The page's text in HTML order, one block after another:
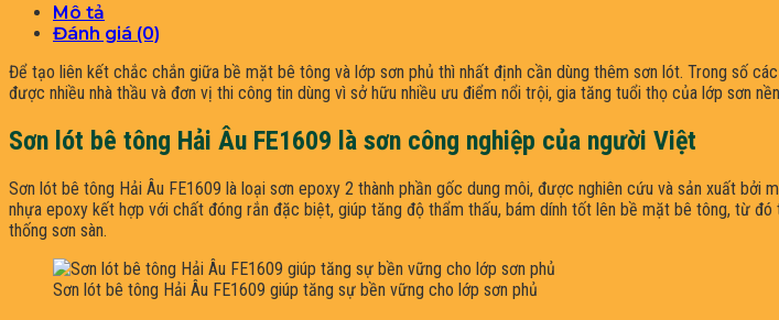
Mô tả
Đánh giá (0)
Để tạo liên kết chắc chắn giữa bề mặt bê tông và lớp sơn phủ thì nhất định cần dùng thêm sơn lót. Trong số
được nhiều nhà thầu và đơn vị thi công tin dùng vì sở hữu nhiều ưu điểm nổi trội, gia tăng tuổi thọ của lớp sơn
Sơn lót bê tông Hải Âu FE1609 là sơn công nghiệp của người Việt
Sơn lót bê tông Hải Âu FE1609 là loại sơn epoxy 2 thành phần gốc dung môi, được nghiên cứu và sản xuất bởi
nhựa epoxy kết hợp với chất đóng rắn đặc biệt, giúp tăng độ thẩm thấu, bám dính tốt lên bề mặt bê tông, từ
thống sơn sàn.
Sơn lót bê tông Hải Âu FE1609 giúp tăng sự bền vững cho lớp sơn phủ